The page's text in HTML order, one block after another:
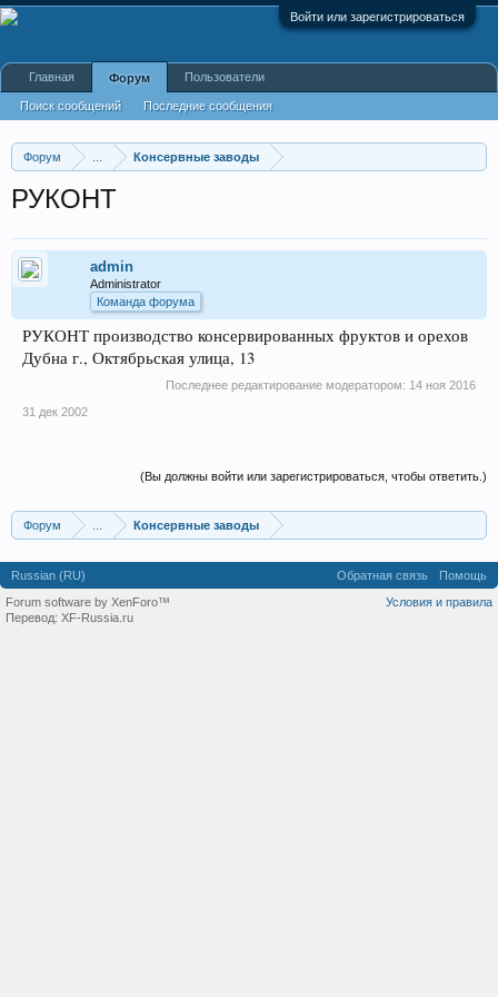
Войти или зарегистрироваться
Форум Консервные заводы
РУКОНТ
admin
Administrator
Команда форума
РУКОНТ производство консервированных фруктов и орехов
Дубна г., Октябрьская улица, 13
Последнее редактирование модератором: 14 ноя 2016
31 дек 2002
(Вы должны войти или зарегистрироваться, чтобы ответить.)
Форум Консервные заводы
Главная Форум
Поиск сообщений Последние сообщения
Пользователи
Russian (RU) Обратная связь
Помощь
Условия и правила
Forum software by XenForo™
Перевод: XF-Russia.ru